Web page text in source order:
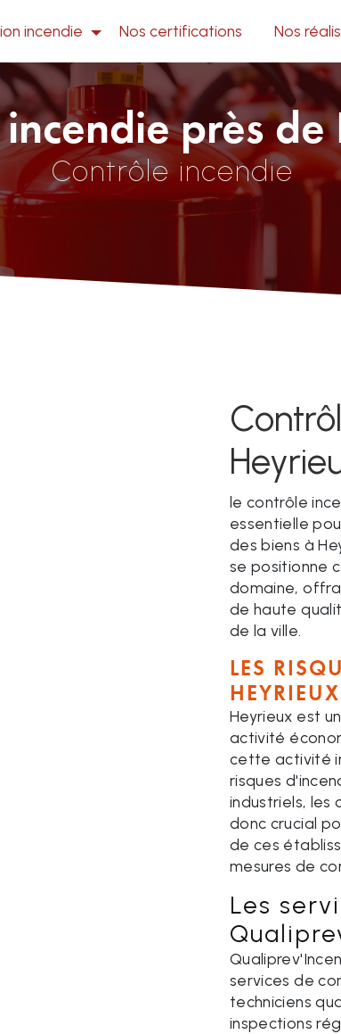
incendie Nos certifications Nos
près
Contrôle incendie
le contrôle
essentielle
des biens à
se positionne
domaine,
de haute
de la ville.
LES
HEYRIEUX
Heyrieux est
activité
cette activité
risques
industriels, les
donc crucial
de ces
mesures de
Les
services de
techniciens
inspections